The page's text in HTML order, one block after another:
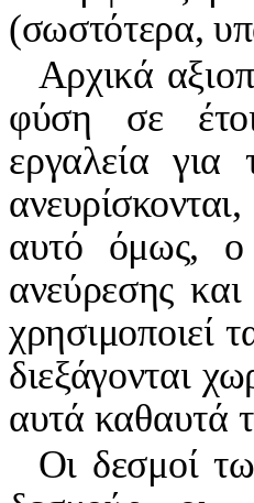
(σωστότερα,
Αρχικά
φύση σε
εργαλεία
αυτό όμως, ο
ανεύρεσης
χρησιμοποιεί
διεξάγονται
αυτά καθαυτά
Οι δεσμοί